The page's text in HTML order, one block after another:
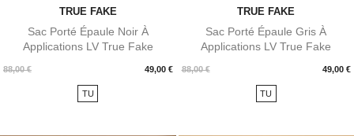
TRUE FAKE
Sac Porté Épaule Noir À
Applications LV True Fake
88,00 € 49,00 €
Prix
TU
TRUE FAKE
Sac Porté Épaule Gris À
Applications LV True Fake
88,00 € 49,00 €
Prix
TU